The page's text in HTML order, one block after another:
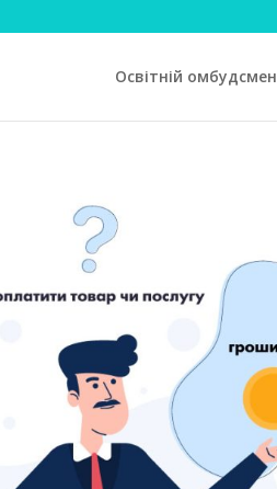
Освітній омбудсмен